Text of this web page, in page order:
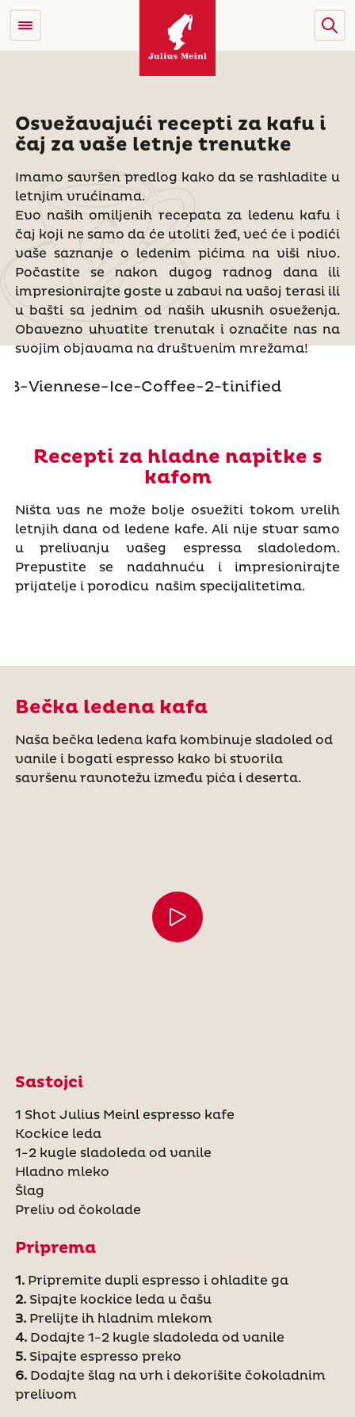
Osvežavajući recepti za kafu i
čaj za vaše letnje trenutke
Imamo savršen predlog kako da se rashladite u
letnjim vrućinama.
Evo naših omiljenih recepata za ledenu kafu i
čaj koji ne samo da će utoliti žeđ, već će i podići
vaše saznanje o ledenim pićima na viši nivo.
Počastite se nakon dugog radnog dana ili
impresionirajte goste u zabavi na vašoj terasi ili
u bašti sa jednim od naših ukusnih osveženja.
Obavezno uhvatite trenutak i označite nas na
svojim objavama na društvenim mrežama!
Recepti za hladne napitke s
kafom
Ništa vas ne može bolje osvežiti tokom vrelih
letnjih dana od ledene kafe. Ali nije stvar samo
u prelivanju vašeg espressa sladoledom.
Prepustite se nadahnuću i impresionirajte
prijatelje i porodicu našim specijalitetima.
Bečka ledena kafa
Naša bečka ledena kafa kombinuje sladoled od
vanile i bogati espresso kako bi stvorila
savršenu ravnotežu između pića i deserta.
Sastojci
1 Shot Julius Meinl espresso kafe
Kockice leda
1-2 kugle sladoleda od vanile
Hladno mleko
Šlag
Preliv od čokolade
Priprema
1.Pripremite dupli espresso i ohladite ga
2.Sipajte kockice leda u čašu
3.Prelijte ih hladnim mlekom
4.Dodajte 1-2 kugle sladoleda od vanile
5.Sipajte espresso preko
6. Dodajte šlag na vrh i dekorišite čokoladnim
prelivom